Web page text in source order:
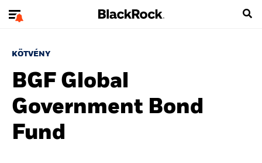
KÖTVÉNY
BGF Global
Government Bond
Fund